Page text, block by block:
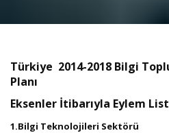
Türkiye 2014-2018 Bilgi
Planı
Eksenler İtibarıyla Eylem
1.Bilgi Teknolojileri Sektörü